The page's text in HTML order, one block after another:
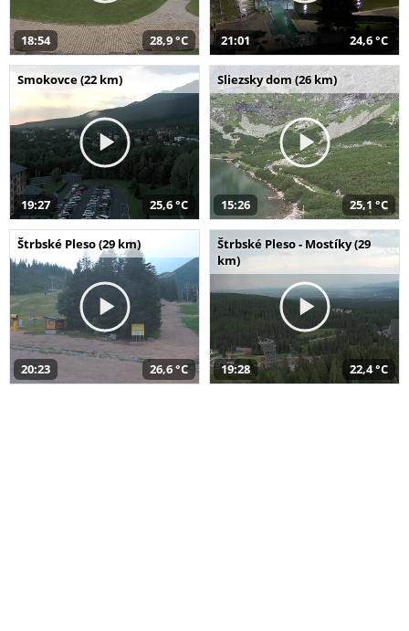
18:54 28,9 °C 21:01 24,6 °C
Smokovce (22 km)
19:27 25,6 °C
Sliezsky dom (26 km)
15:26 25,1 °C
Štrbské Pleso (29 km)
20:23 26,6 °C
Štrbské Pleso - Mostíky (29
km)
19:28 22,4 °C